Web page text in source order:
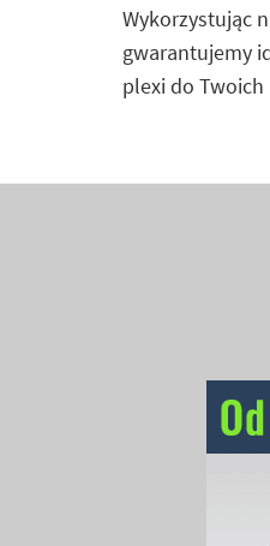
Wykorzystując
gwarantujemy
plexi do